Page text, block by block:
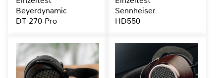
Beyerdynamic
DT 270 Pro
Sennheiser
HD550